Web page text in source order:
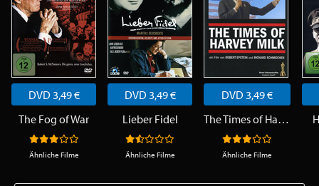
DVD 3,49 €
The Fog of War
Ähnliche Filme
DVD 3,49 €
Lieber Fidel
Ähnliche Filme
DVD 3,49 €
The Times of Harvey Milk
Ähnliche Filme